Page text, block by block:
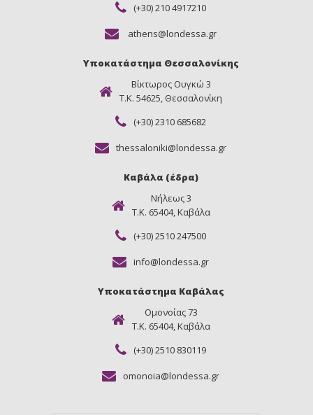
(+30) 210 4917210
athens@londessa.gr
Υποκατάστημα Θεσσαλονίκης
Βίκτωρος Ουγκώ 3
Τ.Κ. 54625, Θεσσαλονίκη
(+30) 2310 685682
thessaloniki@londessa.gr
Καβάλα (έδρα)
Νήλεως 3
Τ.Κ. 65404, Καβάλα
(+30) 2510 247500
info@londessa.gr
Υποκατάστημα Καβάλας
Ομονοίας 73
Τ.Κ. 65404, Καβάλα
(+30) 2510 830119
omonoia@londessa.gr